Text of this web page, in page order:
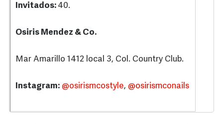
Invitados: 40.
Osiris Mendez & Co.
Mar Amarillo 1412 local 3, Col. Country Club.
Instagram: @osirismcostyle, @osirismconails